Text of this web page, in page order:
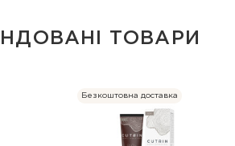
ТОВАРИ
Безкоштовна доставка